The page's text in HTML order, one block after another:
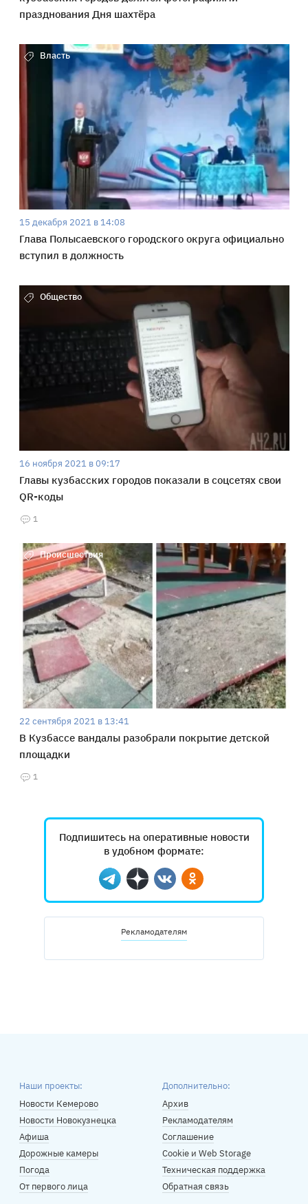
празднования Дня шахтёра
Власть
15 декабря 2021 в 14:08
Глава Полысаевского городского округа официально
вступил в должность
Общество
16 ноября 2021 в 09:17
Главы кузбасских городов показали в соцсетях свои
QR-коды
1
Происшествия
22 сентября 2021 в 13:41
В Кузбассе вандалы разобрали покрытие детской
площадки
1
Подпишитесь на оперативные новости
в удобном формате:
Telegram
ДзенВконтактеОдноклассники
Рекламодателям
Наши проекты:
Новости Кемерово
Новости Новокузнецка
Афиша
Дорожные камеры
Погода
От первого лица
Дополнительно:
Архив
Рекламодателям
Соглашение
Cookie и Web Storage
Техническая поддержка
Обратная связь